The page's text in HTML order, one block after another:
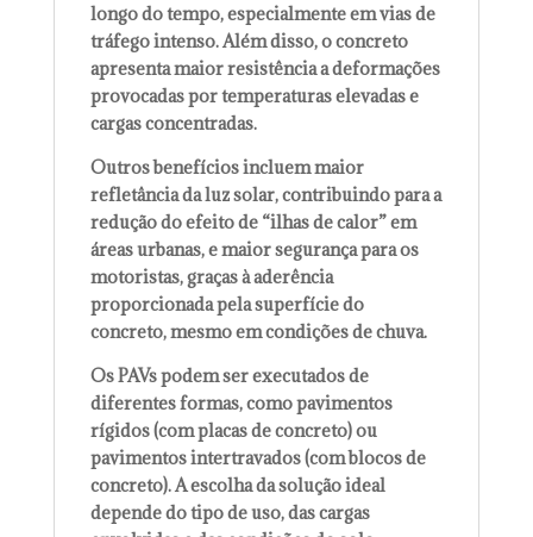
longo do tempo, especialmente em vias de
tráfego intenso. Além disso, o concreto
apresenta maior resistência a deformações
provocadas por temperaturas elevadas e
cargas concentradas.
Outros benefícios incluem maior
refletância da luz solar, contribuindo para a
redução do efeito de “ilhas de calor” em
áreas urbanas, e maior segurança para os
motoristas, graças à aderência
proporcionada pela superfície do
concreto, mesmo em condições de chuva.
Os PAVs podem ser executados de
diferentes formas, como pavimentos
rígidos (com placas de concreto) ou
pavimentos intertravados (com blocos de
concreto). A escolha da solução ideal
depende do tipo de uso, das cargas